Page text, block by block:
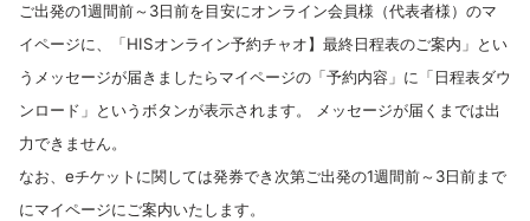
ご出発の1週間前～3日前を目安にオンライン会員様（代表者様）のマ
イページに、「HISオンライン予約チャオ】最終日程表のご案内」とい
うメッセージが届きましたらマイページの「予約内容」に「日程表ダウ
ンロード」というボタンが表示されます。 メッセージが届くまでは出
力できません。
なお、eチケットに関しては発券でき次第ご出発の1週間前～3日前まで
にマイページにご案内いたします。